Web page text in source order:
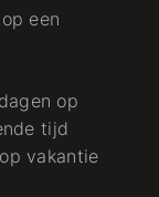
een
op
tijd
vakantie